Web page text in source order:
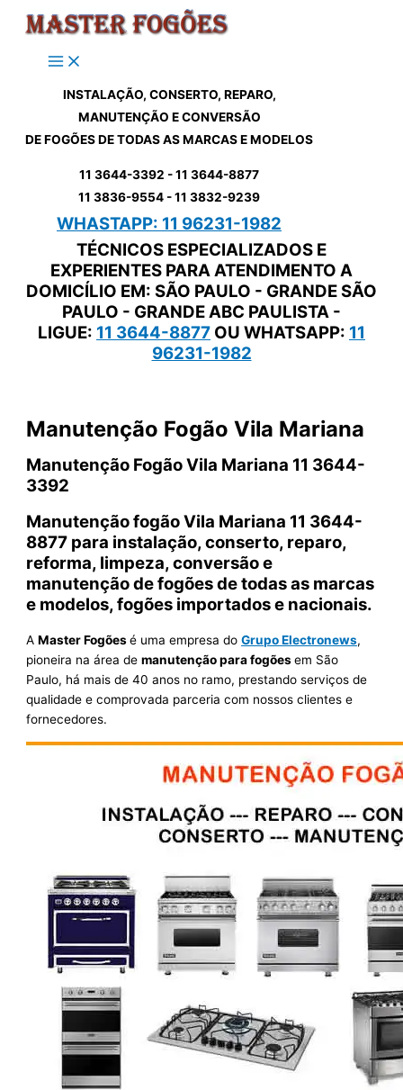
para
INSTALAÇÃO, CONSERTO, REPARO,
MANUTENÇÃO E CONVERSÃO
DE FOGÕES DE TODAS AS MARCAS E MODELOS
11 3644-3392 - 11 3644-8877
11 3836-9554 - 11 3832-9239
WHASTAPP: 11 96231-1982
TÉCNICOS ESPECIALIZADOS E
EXPERIENTES PARA ATENDIMENTO A
DOMICÍLIO EM: SÃO PAULO - GRANDE SÃO
PAULO - GRANDE ABC PAULISTA -
LIGUE: 11 3644-8877 OU WHATSAPP: 11
96231-1982
Manutenção Fogão Vila Mariana
Manutenção Fogão Vila Mariana 11 3644-
3392
Manutenção fogão Vila Mariana 11 3644-
8877 para instalação, conserto, reparo,
reforma, limpeza, conversão e
manutenção de fogões de todas as marcas
e modelos, fogões importados e nacionais.
AMaster Fogõesé uma empresa doGrupo Electronews,
pioneira na área demanutenção para fogõesem São
Paulo, há mais de 40 anos no ramo, prestando serviços de
qualidade e comprovada parceria com nossos clientes e
fornecedores.